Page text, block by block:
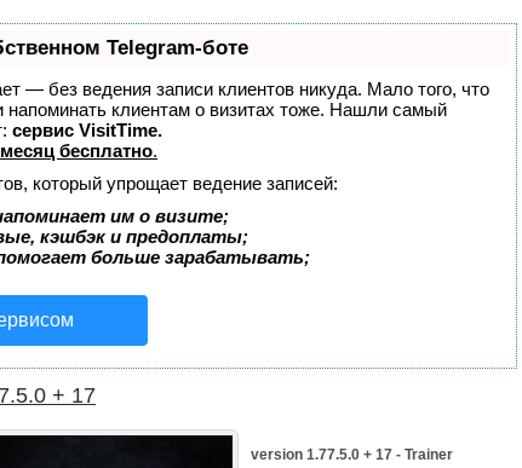
Telegram-боте
— без ведения записи клиентов никуда. Мало того, что
напоминать клиентам о визитах тоже. Нашли самый
сервис VisitTime.
бесплатно.
который упрощает ведение записей:
им о визите;
кэшбэк и предоплаты;
больше зарабатывать;
+ 17
version 1.77.5.0 + 17 - Trainer